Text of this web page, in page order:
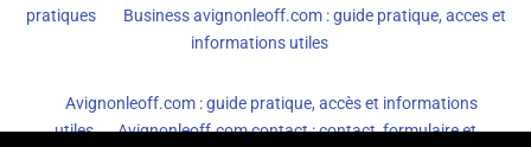
pratiques
Business avignonleoff.com : guide pratique, acces et
informations utiles
Avignonleoff.com : guide pratique, accès et informations
utiles
Avignonleoff.com contact : contact, formulaire et